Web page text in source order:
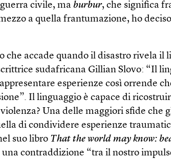
civile, ma burbur, che significa
a quella frantumazione, ho
che accade quando il disastro rivela il
sudafricana Gillian Slovo: “Il
esperienze così orrende
Il linguaggio è capace di
Una delle maggiori sfide che
di condividere esperienze
suo libro That the world may know:
una contraddizione “tra il nostro